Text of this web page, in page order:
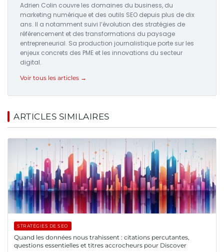
Adrien Colin couvre les domaines du business, du
marketing numérique et des outils SEO depuis plus de dix
ans. Il a notamment suivi l’évolution des stratégies de
référencement et des transformations du paysage
entrepreneurial. Sa production journalistique porte sur les
enjeux concrets des PME et les innovations du secteur
digital.
Voir tous les articles →
ARTICLES SIMILAIRES
STRATÉGIES DE SEO
Quand les données nous trahissent : citations percutantes,
questions essentielles et titres accrocheurs pour Discover